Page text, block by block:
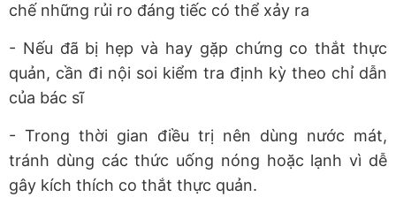
chế những rủi ro đáng tiếc có thể xảy ra
- Nếu đã bị hẹp và hay gặp chứng co thắt thực
quản, cần đi nội soi kiểm tra định kỳ theo chỉ dẫn
của bác sĩ
- Trong thời gian điều trị nên dùng nước mát,
tránh dùng các thức uống nóng hoặc lạnh vì dễ
gây kích thích co thắt thực quản.